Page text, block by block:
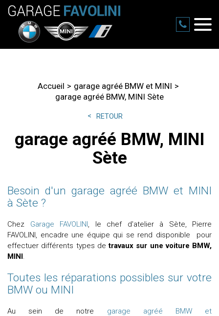
Accueil
garage agréé BMW et MINI
garage agréé BMW, MINI Sète
RETOUR
garage agréé BMW, MINI
Sète
Besoin d'un garage agréé BMW et MINI
à Sète ?
Chez Garage FAVOLINI, le chef d'atelier à Sète, Pierre
FAVOLINI, encadre une équipe qui se rend disponible pour
effectuer différents types detravaux sur une voiture BMW,
MINI.
Toutes les réparations possibles sur votre
BMW ou MINI
Au sein de notre garage agréé BMW et